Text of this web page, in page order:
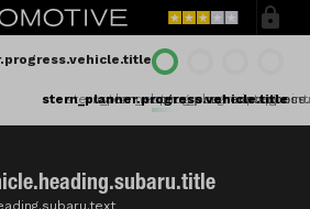
stern_planner.progress.vehicle.title